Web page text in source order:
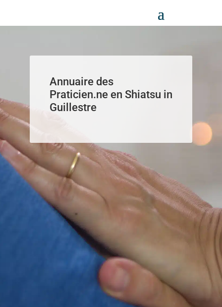
Annuaire des
Praticien.ne en Shiatsu in
Guillestre